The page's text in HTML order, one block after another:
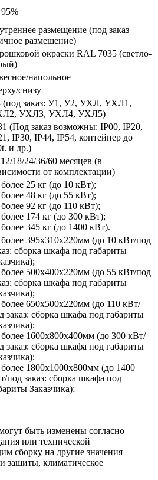
размещение (под заказ
размещение)
окраски RAL 7035 (светло-
напольное
снизу
(под заказ: У1, У2, УХЛ, УХЛ1,
УХЛ3, УХЛ4, УХЛ5)
(Под заказ возможны: IP00, IP20,
IP30, IP44, IP54, контейнер до
и др.)
18/24/36/60 месяцев (в
от комплектации)
25 кг (до 10 кВт);
48 кг (до 55 кВт);
92 кг (до 110 кВт);
174 кг (до 300 кВт);
345 кг (до 1400 кВт).
395х310х220мм (до 10 кВт/под
сборка шкафа под габариты
500х400х220мм (до 55 кВт/под
сборка шкафа под габариты
650х500х220мм (до 110 кВт/
заказ: сборка шкафа под габариты
1600х800х400мм (до 300 кВт/
заказ: сборка шкафа под габариты
1800х1000х800мм (до 1400
под заказ: сборка шкафа под
Заказчика);
быть изменены согласно
или технической
сборку на другие значения
защиты, климатическое